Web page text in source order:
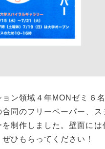
ン領域４年MONゼミ６
同のフリーペーパー、ス
制作しました。壁面には
ひもらってください！